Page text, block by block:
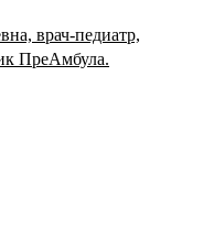
врач-педиатр,
ПреАмбула.